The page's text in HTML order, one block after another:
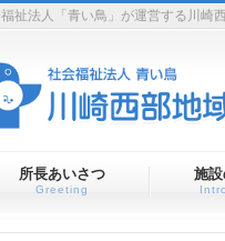
祉法人「青い鳥」が運営する川崎
所長あいさつ
Greeting
施